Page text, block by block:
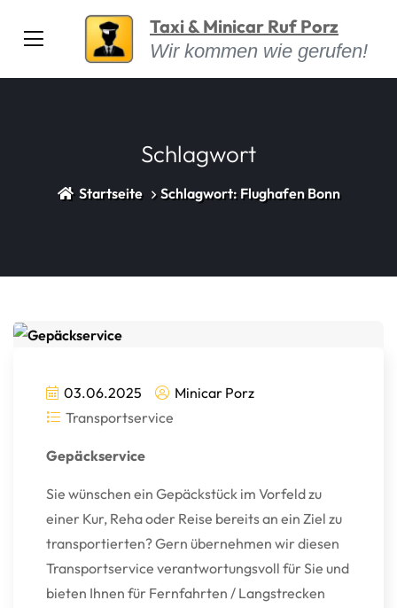
Taxi & Minicar Ruf Porz
Wir kommen wie gerufen!
Schlagwort
Startseite Schlagwort: Flughafen Bonn
03.06.2025
Minicar Porz
Transportservice
Gepäckservice
Sie wünschen ein Gepäckstück im Vorfeld zu
einer Kur, Reha oder Reise bereits an ein Ziel zu
transportierten? Gern übernehmen wir diesen
Transportservice verantwortungsvoll für Sie und
bieten Ihnen für Fernfahrten / Langstrecken